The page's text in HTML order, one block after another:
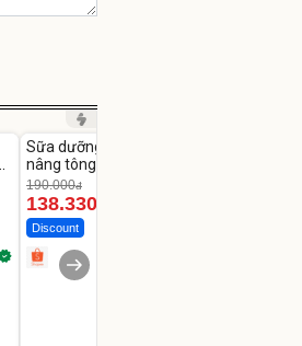
-27%
Unmute
Sữa dưỡng thể
nâng tông tức thì
Vaseline Body
190.000đ
138.330
Discount